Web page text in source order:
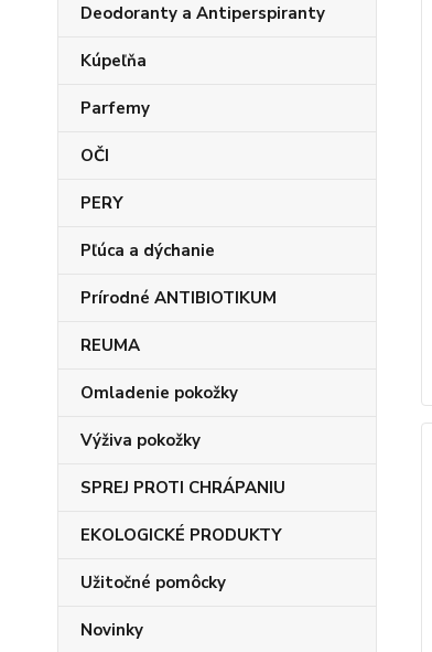
Deodoranty a Antiperspiranty
Kúpeľňa
Parfemy
OČI
PERY
Pľúca a dýchanie
Prírodné ANTIBIOTIKUM
REUMA
Omladenie pokožky
Výživa pokožky
SPREJ PROTI CHRÁPANIU
EKOLOGICKÉ PRODUKTY
Užitočné pomôcky
Novinky